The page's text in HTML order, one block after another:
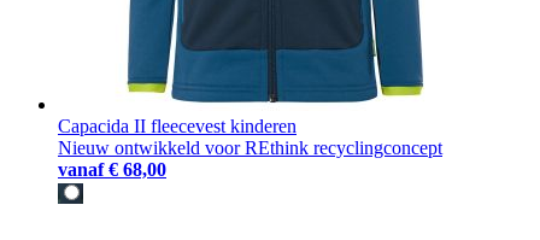
Capacida II fleecevest kinderen
Nieuw ontwikkeld voor REthink recyclingconcept
vanaf € 68,00